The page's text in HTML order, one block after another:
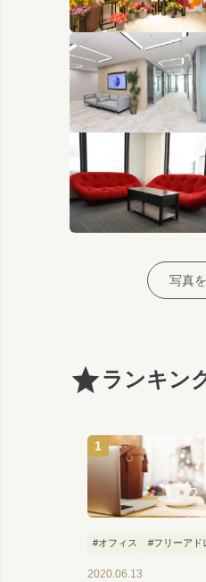
写真
ランキン
#オフィス #フリーアド
2020.06.13